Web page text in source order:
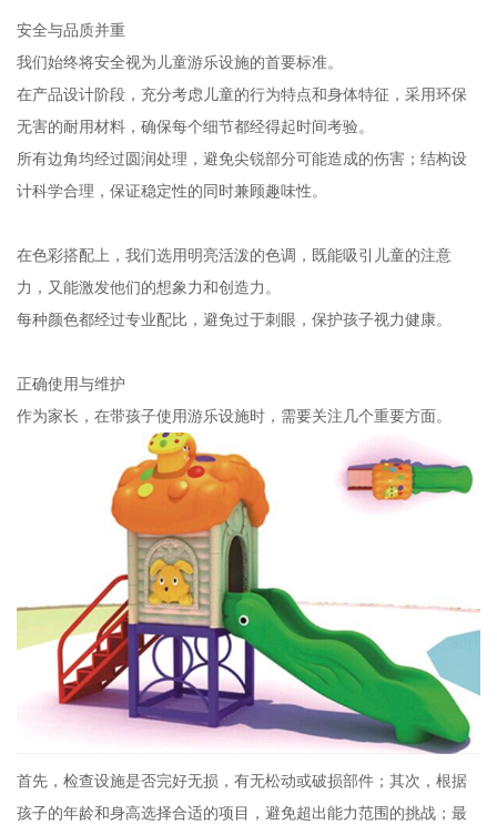
安全与品质并重
我们始终将安全视为儿童游乐设施的首要标准。
在产品设计阶段，充分考虑儿童的行为特点和身体特征，采用环保
无害的耐用材料，确保每个细节都经得起时间考验。
所有边角均经过圆润处理，避免尖锐部分可能造成的伤害；结构设
计科学合理，保证稳定性的同时兼顾趣味性。
在色彩搭配上，我们选用明亮活泼的色调，既能吸引儿童的注意
力，又能激发他们的想象力和创造力。
每种颜色都经过专业配比，避免过于刺眼，保护孩子视力健康。
正确使用与维护
作为家长，在带孩子使用游乐设施时，需要关注几个重要方面。
首先，检查设施是否完好无损，有无松动或破损部件；其次，根据
孩子的年龄和身高选择合适的项目，避免超出能力范围的挑战；最